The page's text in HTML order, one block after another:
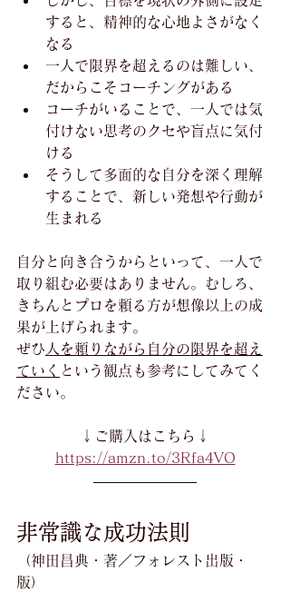
すると、精神的な心地よさがなく
なる
一人で限界を超えるのは難しい、
だからこそコーチングがある
コーチがいることで、一人では気
付けない思考のクセや盲点に気付
ける
そうして多面的な自分を深く理解
することで、新しい発想や行動が
生まれる
自分と向き合うからといって、一人で
取り組む必要はありません。むしろ、
きちんとプロを頼る方が想像以上の成
果が上げられます。
ぜひ 人を頼りながら自分の限界を超え
ていく という観点も参考にしてみてく
ださい。
↓ご購入はこちら↓
https://amzn.to/3Rfa4VO
非常識な成功法則
（神田昌典・著／フォレスト出版・
版）